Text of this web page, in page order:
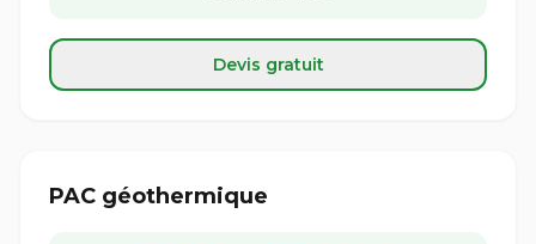
Devis gratuit
PAC géothermique